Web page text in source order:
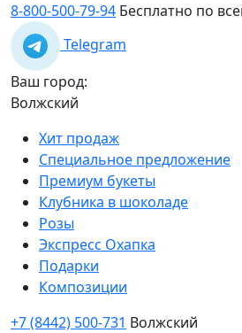
8-800-500-79-94 Бесплатно по
Telegram
Ваш город:
Волжский
Хит продаж
Специальное предложение
Премиум букеты
Клубника в шоколаде
Розы
Экспресс Охапка
Подарки
Композиции
+7 (8442) 500-731 Волжский